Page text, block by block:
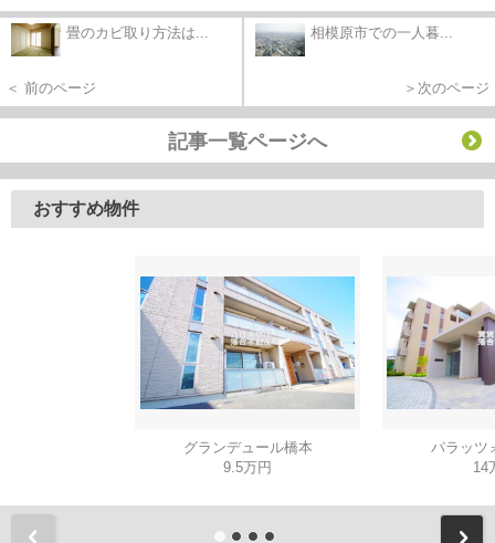
畳のカビ取り方法は...
＜ 前のページ
相模原市での一人暮...
＞次のページ
記事一覧ページへ
おすすめ物件
グランデュール橋本
9.5万円
パラッツ
14